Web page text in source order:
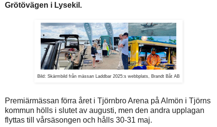
Grötövägen i Lysekil.
Bild: Skärmbild från mässan Laddbar 2025:s webbplats, Brandt Båt AB
Premiärmässan förra året i Tjörnbro Arena på Almön i Tjörns
kommun hölls i slutet av augusti, men den andra upplagan
flyttas till vårsäsongen och hålls 30-31 maj.